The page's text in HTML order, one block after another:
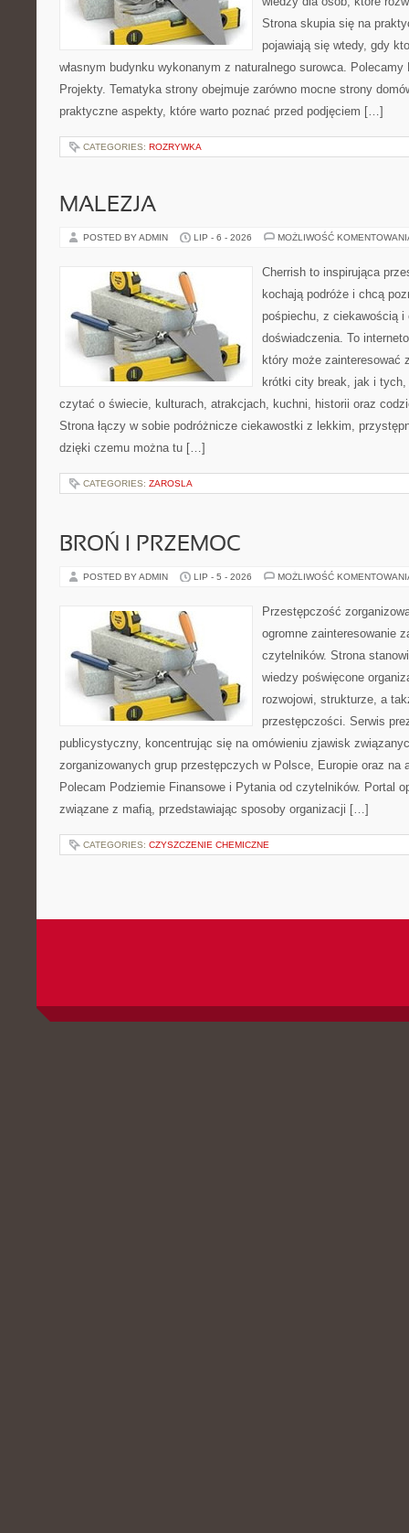
Strona skupia się na
pojawiają się wtedy, gdy
własnym budynku wykonanym z naturalnego surowca.
Projekty. Tematyka strony obejmuje zarówno mocne strony
praktyczne aspekty, które warto poznać przed podjęciem […]
CATEGORIES: ROZRYWKA
MALEZJA
POSTED BY ADMIN LIP - 6 - 2026 MOŻLIWOŚĆ
Cherrish to inspirująca
kochają podróże i chcą
pośpiechu, z ciekawością i
doświadczenia. To
który może zainteresować
krótki city break, jak i
czytać o świecie, kulturach, atrakcjach, kuchni, historii oraz
Strona łączy w sobie podróżnicze ciekawostki z lekkim,
dzięki czemu można tu […]
CATEGORIES: ZAROSLA
BROŃ I PRZEMOC
POSTED BY ADMIN LIP - 5 - 2026 MOŻLIWOŚĆ
Przestępczość
ogromne zainteresowanie
czytelników. Strona
wiedzy poświęcone
rozwojowi, strukturze, a
przestępczości. Serwis
publicystyczny, koncentrując się na omówieniu zjawisk
zorganizowanych grup przestępczych w Polsce, Europie oraz na
Polecam Podziemie Finansowe i Pytania od czytelników. Portal
związane z mafią, przedstawiając sposoby organizacji […]
CATEGORIES: CZYSZCZENIE CHEMICZNE